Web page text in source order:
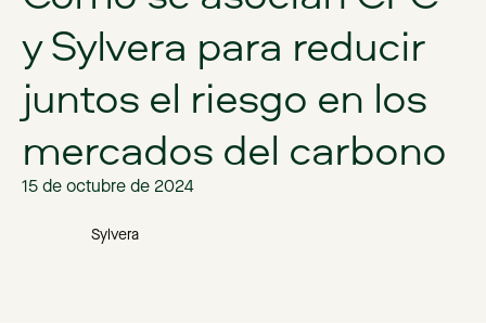
y Sylvera para reducir
juntos el riesgo en los
mercados del carbono
15 de octubre de 2024
Sylvera